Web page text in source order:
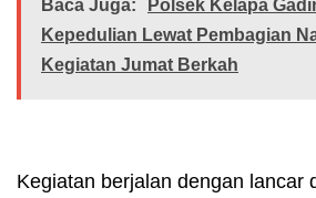
Baca Juga:
Polsek Kelapa
Kepedulian Lewat Pembagian
Kegiatan Jumat Berkah
Kegiatan berjalan dengan lancar